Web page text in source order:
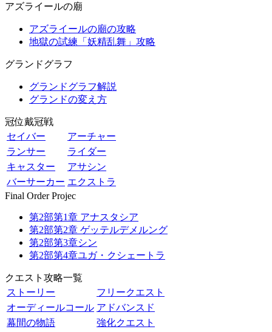
アズライールの廟
アズライールの廟の攻略
地獄の試練「妖精乱舞」攻略
グランドグラフ
グランドグラフ解説
グランドの変え方
冠位戴冠戦
セイバー
アーチャー
ランサー
ライダー
キャスター
アサシン
バーサーカー エクストラ
Final Order Projec
第2部第1章 アナスタシア
第2部第2章 ゲッテルデメルング
第2部第3章シン
第2部第4章ユガ・クシェートラ
クエスト攻略一覧
ストーリー
フリークエスト
オーディールコール アドバンスド
幕間の物語
強化クエスト